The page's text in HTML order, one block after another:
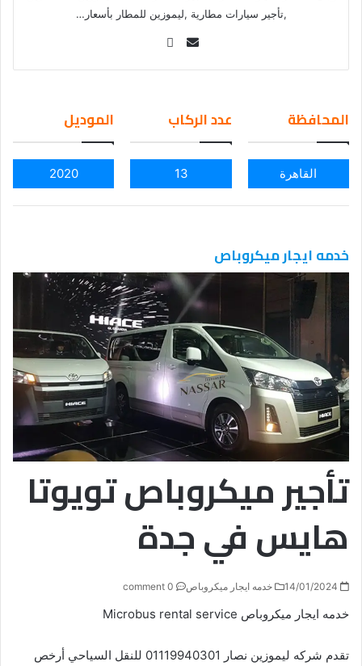
,تأجير سيارات مطارية ,ليموزين للمطار بأسعار…
Se
ail
المحافظة
القاهرة
عدد الركاب
13
الموديل
2020
خدمه ايجار ميكروباص
تأجير ميكروباص تويوتا
هايس في جدة
14/01/2024 خدمه ايجار ميكروباص 0 comment
خدمه ايجار ميكروباص Microbus rental service
تقدم شركه ليموزين نصار 01119940301 للنقل السياحي أرخص